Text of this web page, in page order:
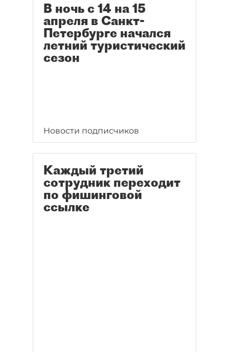
В ночь с 14 на 15
апреля в Санкт-
Петербурге начался
летний туристический
сезон
Новости подписчиков
Каждый третий
сотрудник переходит
по фишинговой
ссылке